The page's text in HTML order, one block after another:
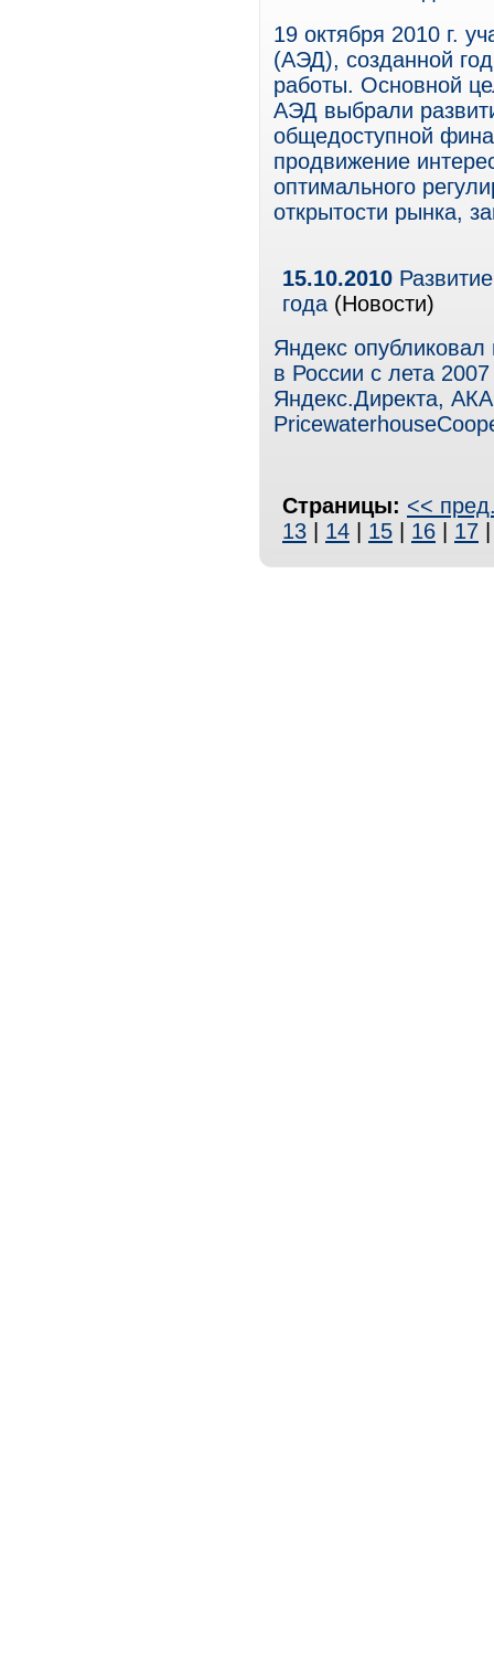
19 октября 2010 г.
(АЭД), созданной
работы. Основной
АЭД выбрали
общедоступной
продвижение
оптимального
открытости рынка,
15.10.2010
года (Новости)
Яндекс
в России с лета
Яндекс.Директа,
Страницы: <<
13
14 15 16 17